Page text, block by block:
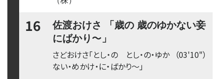
16
佐渡おけさ 「歳の 歳のゆかない妾
にばかり 〜 」
（03'10"）
さどおけさ「とし・の とし・の・ゆか
ない・めかけ・に・ばかり〜 」